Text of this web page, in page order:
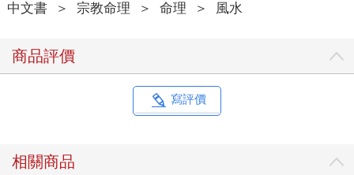
軍的陣地，而清晰地看到對方的形式布局。但是防守方卻需要面
對太陽直射自己，造成視力受到陽光照射而不清楚的問題，一來
觀念後來逐步轉化成，開店做生意的店面不要坐東向西，會有太
陽西曬的問題。所以風水的最原始理論是重視對於地形地物的了
明之後，逐步被記錄整理出來，在春秋戰國那個不斷戰爭的數百
中文書 ＞ 宗教命理 ＞ 命理 ＞ 風水
商品評價
寫評價
相關商品